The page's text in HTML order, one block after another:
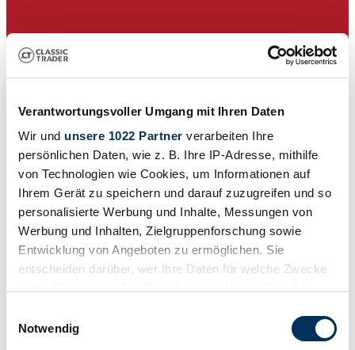
Verantwortungsvoller Umgang mit Ihren Daten
Wir und unsere 1022 Partner verarbeiten Ihre
persönlichen Daten, wie z. B. Ihre IP-Adresse, mithilfe
von Technologien wie Cookies, um Informationen auf
Ihrem Gerät zu speichern und darauf zuzugreifen und so
personalisierte Werbung und Inhalte, Messungen von
Werbung und Inhalten, Zielgruppenforschung sowie
Entwicklung von Angeboten zu ermöglichen. Sie
entscheiden darüber, wer Ihre Daten für welche Zwecke
Trigger Symbol ändern oder widerrufen
Notwendig
Concessionnaires
Cette annonce a expiré